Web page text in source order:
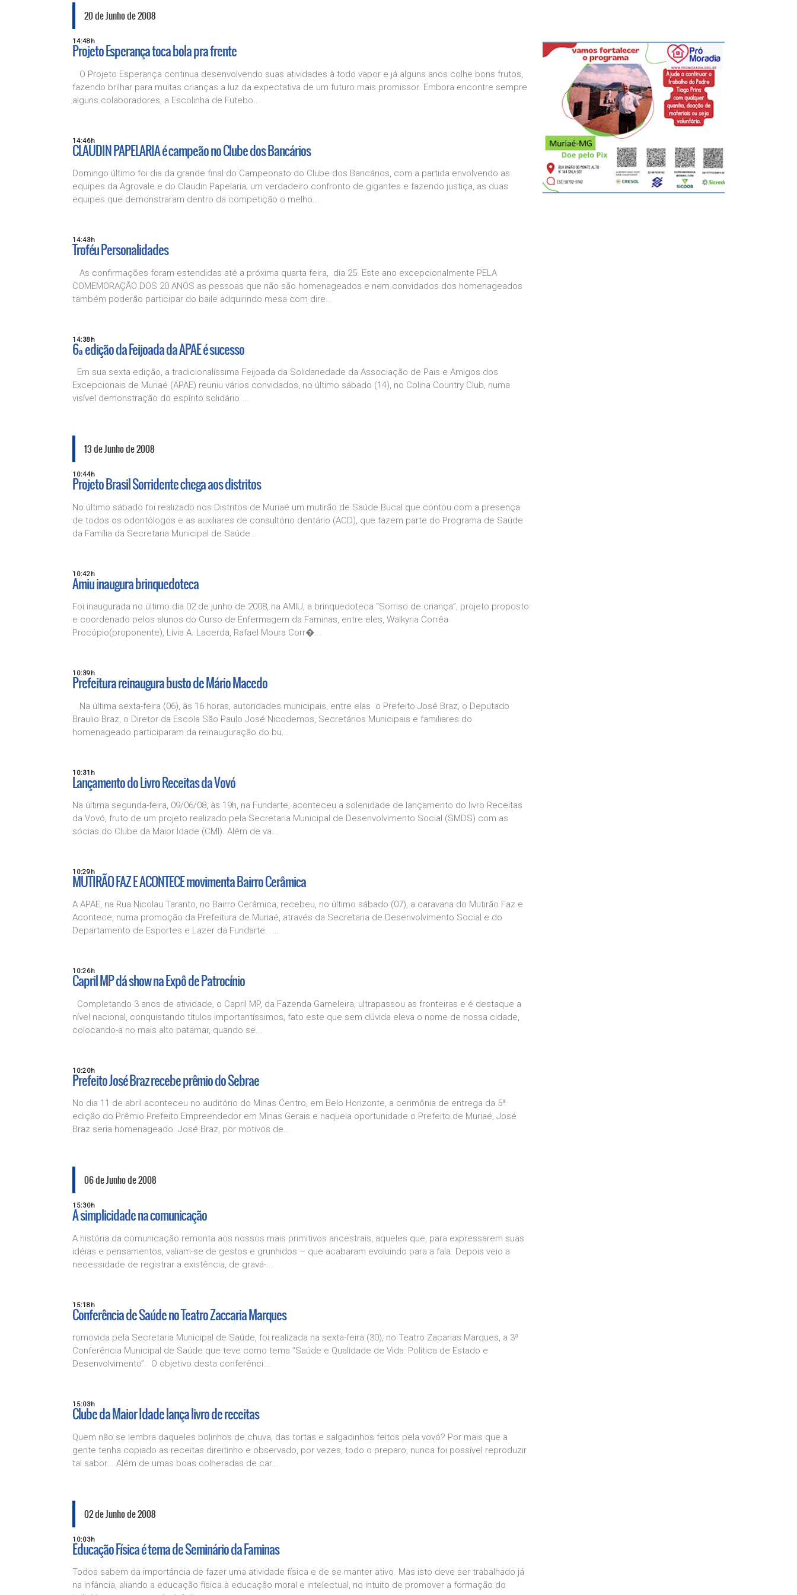
20 de Junho de 2008
14:48h
Projeto Esperança toca bola pra frente
O Projeto Esperança continua desenvolvendo suas atividades à todo vapor e já alguns anos colhe bons frutos,
fazendo brilhar para muitas crianças a luz da expectativa de um futuro mais promissor. Embora encontre sempre
alguns colaboradores, a Escolinha de Futebo...
14:46h
CLAUDIN PAPELARIA é campeão no Clube dos Bancários
Domingo último foi dia da grande final do Campeonato do Clube dos Bancários, com a partida envolvendo as
equipes da Agrovale e do Claudin Papelaria; um verdadeiro confronto de gigantes e fazendo justiça, as duas
equipes que demonstraram dentro da competição o melho...
14:43h
Troféu Personalidades
As confirmações foram estendidas até a próxima quarta feira, dia 25. Este ano excepcionalmente PELA
COMEMORAÇÃO DOS 20 ANOS as pessoas que não são homenageados e nem convidados dos homenageados
também poderão participar do baile adquirindo mesa com dire...
14:38h
6ª edição da Feijoada da APAE é sucesso
Em sua sexta edição, a tradicionalíssima Feijoada da Solidariedade da Associação de Pais e Amigos dos
Excepcionais de Muriaé (APAE) reuniu vários convidados, no último sábado (14), no Colina Country Club, numa
visível demonstração do espírito solidário ...
13 de Junho de 2008
10:44h
Projeto Brasil Sorridente chega aos distritos
No último sábado foi realizado nos Distritos de Muriaé um mutirão de Saúde Bucal que contou com a presença
de todos os odontólogos e as auxiliares de consultório dentário (ACD), que fazem parte do Programa de Saúde
da Família da Secretaria Municipal de Saúde...
10:42h
Amiu inaugura brinquedoteca
Foi inaugurada no último dia 02 de junho de 2008, na AMIU, a brinquedoteca “Sorriso de criança”, projeto proposto
e coordenado pelos alunos do Curso de Enfermagem da Faminas, entre eles, Walkyria Corrêa
Procópio(proponente), Lívia A. Lacerda, Rafael Moura Corr�...
10:39h
Prefeitura reinaugura busto de Mário Macedo
Na última sexta-feira (06), às 16 horas, autoridades municipais, entre elas o Prefeito José Braz, o Deputado
Braulio Braz, o Diretor da Escola São Paulo José Nicodemos, Secretários Municipais e familiares do
homenageado participaram da reinauguração do bu...
10:31h
Lançamento do Livro Receitas da Vovó
Na última segunda-feira, 09/06/08, às 19h, na Fundarte, aconteceu a solenidade de lançamento do livro Receitas
da Vovó, fruto de um projeto realizado pela Secretaria Municipal de Desenvolvimento Social (SMDS) com as
sócias do Clube da Maior Idade (CMI). Além de va...
10:29h
MUTIRÃO FAZ E ACONTECE movimenta Bairro Cerâmica
A APAE, na Rua Nicolau Taranto, no Bairro Cerâmica, recebeu, no último sábado (07), a caravana do Mutirão Faz e
Acontece, numa promoção da Prefeitura de Muriaé, através da Secretaria de Desenvolvimento Social e do
Departamento de Esportes e Lazer da Fundarte. ...
10:26h
Capril MP dá show na Expô de Patrocínio
Completando 3 anos de atividade, o Capril MP, da Fazenda Gameleira, ultrapassou as fronteiras e é destaque a
nível nacional, conquistando títulos importantíssimos, fato este que sem dúvida eleva o nome de nossa cidade,
colocando-a no mais alto patamar, quando se...
10:20h
Prefeito José Braz recebe prêmio do Sebrae
No dia 11 de abril aconteceu no auditório do Minas Centro, em Belo Horizonte, a cerimônia de entrega da 5ª
edição do Prêmio Prefeito Empreendedor em Minas Gerais e naquela oportunidade o Prefeito de Muriaé, José
Braz seria homenageado. José Braz, por motivos de...
06 de Junho de 2008
15:30h
A simplicidade na comunicação
A história da comunicação remonta aos nossos mais primitivos ancestrais, aqueles que, para expressarem suas
idéias e pensamentos, valiam-se de gestos e grunhidos – que acabaram evoluindo para a fala. Depois veio a
necessidade de registrar a existência, de gravá-...
15:18h
Conferência de Saúde no Teatro Zaccaria Marques
romovida pela Secretaria Municipal de Saúde, foi realizada na sexta-feira (30), no Teatro Zacarias Marques, a 3ª
Conferência Municipal de Saúde que teve como tema “Saúde e Qualidade de Vida: Política de Estado e
Desenvolvimento”. O objetivo desta conferênci...
15:03h
Clube da Maior Idade lança livro de receitas
Quem não se lembra daqueles bolinhos de chuva, das tortas e salgadinhos feitos pela vovó? Por mais que a
gente tenha copiado as receitas direitinho e observado, por vezes, todo o preparo, nunca foi possível reproduzir
tal sabor... Além de umas boas colheradas de car...
02 de Junho de 2008
10:03h
Educação Física é tema de Seminário da Faminas
Todos sabem da importância de fazer uma atividade física e de se manter ativo. Mas isto deve ser trabalhado já
na infância, aliando a educação física à educação moral e intelectual, no intuito de promover a formação do